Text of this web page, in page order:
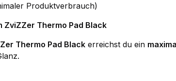
Produktverbrauch)
ZviZZer Thermo Pad Black
Thermo Pad Black erreichst du ein